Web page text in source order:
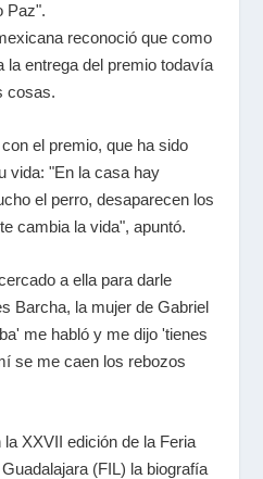
Paz".
reconoció que como
la entrega del premio todavía
cosas.
el premio, que ha sido
vida: "En la casa hay
el perro, desaparecen los
cambia la vida", apuntó.
a ella para darle
Barcha, la mujer de Gabriel
me habló y me dijo 'tienes
se me caen los rebozos
XXVII edición de la Feria
(FIL) la biografía